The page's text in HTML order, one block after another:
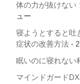
体の力が抜けない
ュー
寝ようとすると吐
症状の改善方法 -
眠いのに寝れない
マインドガード